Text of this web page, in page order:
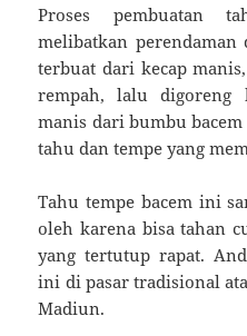
Proses pembuatan
melibatkan perendaman
terbuat dari kecap
rempah, lalu digoreng
manis dari bumbu
tahu dan tempe yang
Tahu tempe bacem ini
oleh karena bisa tahan
yang tertutup rapat.
ini di pasar tradisional
Madiun.